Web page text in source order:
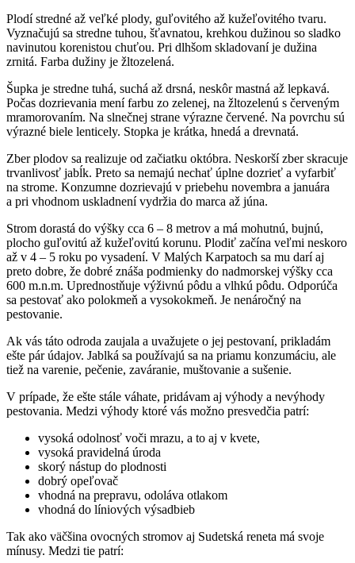
Plodí stredné až veľké plody, guľovitého až kužeľovitého tvaru.
Vyznačujú sa stredne tuhou, šťavnatou, krehkou dužinou so sladko
navinutou korenistou chuťou. Pri dlhšom skladovaní je dužina
zrnitá. Farba dužiny je žltozelená.
Šupka je stredne tuhá, suchá až drsná, neskôr mastná až lepkavá.
Počas dozrievania mení farbu zo zelenej, na žltozelenú s červeným
mramorovaním. Na slnečnej strane výrazne červené. Na povrchu sú
výrazné biele lenticely. Stopka je krátka, hnedá a drevnatá.
Zber plodov sa realizuje od začiatku októbra. Neskorší zber skracuje
trvanlivosť jabĺk. Preto sa nemajú nechať úplne dozrieť a vyfarbiť
na strome. Konzumne dozrievajú v priebehu novembra a januára
a pri vhodnom uskladnení vydržia do marca až júna.
Strom dorastá do výšky cca 6 – 8 metrov a má mohutnú, bujnú,
plocho guľovitú až kužeľovitú korunu. Plodiť začína veľmi neskoro
až v 4 – 5 roku po vysadení. V Malých Karpatoch sa mu darí aj
preto dobre, že dobré znáša podmienky do nadmorskej výšky cca
600 m.n.m. Uprednostňuje výživnú pôdu a vlhkú pôdu. Odporúča
sa pestovať ako polokmeň a vysokokmeň. Je nenáročný na
pestovanie.
Ak vás táto odroda zaujala a uvažujete o jej pestovaní, prikladám
ešte pár údajov. Jablká sa používajú sa na priamu konzumáciu, ale
tiež na varenie, pečenie, zaváranie, muštovanie a sušenie.
V prípade, že ešte stále váhate, pridávam aj výhody a nevýhody
pestovania. Medzi výhody ktoré vás možno presvedčia patrí:
vysoká odolnosť voči mrazu, a to aj v kvete,
vysoká pravidelná úroda
skorý nástup do plodnosti
dobrý opeľovač
vhodná na prepravu, odoláva otlakom
vhodná do líniových výsadbieb
Tak ako väčšina ovocných stromov aj Sudetská reneta má svoje
mínusy. Medzi tie patrí: